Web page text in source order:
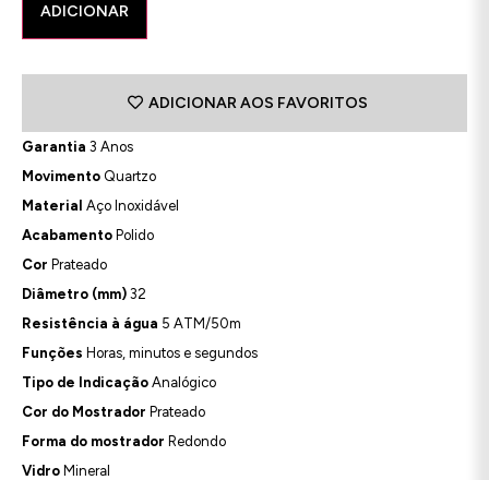
ADICIONAR
ADICIONAR AOS FAVORITOS
Garantia 3 Anos
Movimento Quartzo
Material Aço Inoxidável
Acabamento Polido
Cor Prateado
Diâmetro (mm) 32
Resistência à água 5 ATM/50m
Funções Horas, minutos e segundos
Tipo de Indicação Analógico
Cor do Mostrador Prateado
Forma do mostrador Redondo
Vidro Mineral